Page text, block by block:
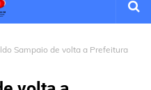
Sampaio de volta a Prefeitura